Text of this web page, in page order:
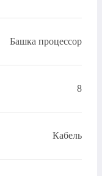
Башка процессор
8
Кабель